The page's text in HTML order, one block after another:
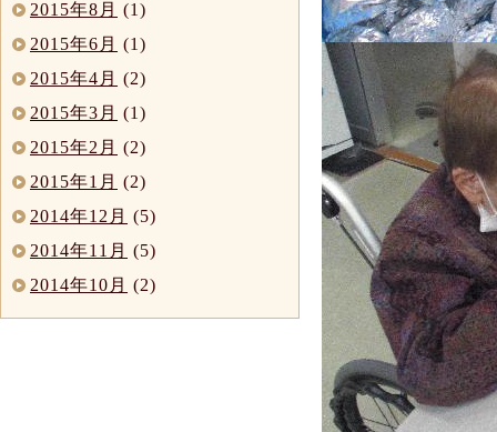
2015年8月 (1)
2015年6月 (1)
2015年4月 (2)
2015年3月 (1)
2015年2月 (2)
2015年1月 (2)
2014年12月 (5)
2014年11月 (5)
2014年10月 (2)